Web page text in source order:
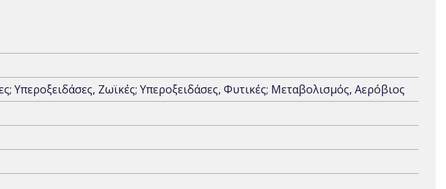
Υπεροξειδάσες, Ζωϊκές; Υπεροξειδάσες, Φυτικές; Μεταβολισμός, Αερόβιος